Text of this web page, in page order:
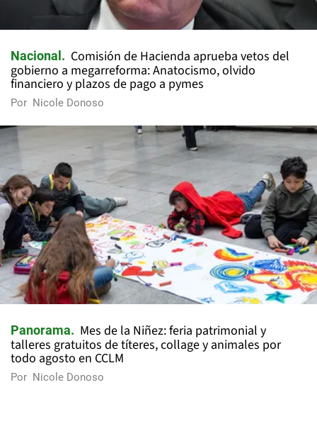
Nacional
Comisión de Hacienda aprueba vetos del
gobierno a megarreforma: Anatocismo, olvido
financiero y plazos de pago a pymes
Por Nicole Donoso
Panorama
Mes de la Niñez: feria patrimonial y
talleres gratuitos de títeres, collage y animales por
todo agosto en CCLM
Por Nicole Donoso